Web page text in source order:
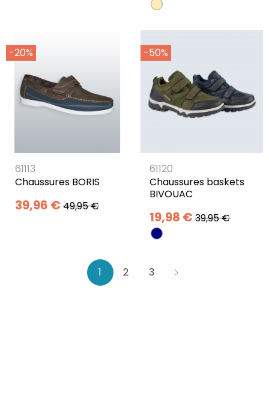
-20%
61113
Chaussures BORIS
39,96 € 49,95 €
-50%
61120
Chaussures baskets
BIVOUAC
19,98 € 39,95 €
1 2 3